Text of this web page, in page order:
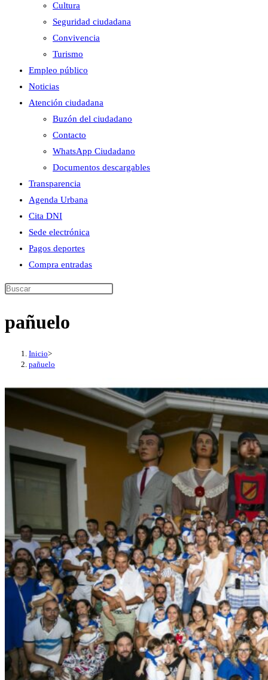
Cultura
Seguridad ciudadana
Convivencia
Turismo
Empleo público
Noticias
Atención ciudadana
Buzón del ciudadano
Contacto
WhatsApp Ciudadano
Documentos descargables
Transparencia
Agenda Urbana
Cita DNI
Sede electrónica
Pagos deportes
Compra entradas
Buscar
esta
web
pañuelo
Inicio>
pañuelo